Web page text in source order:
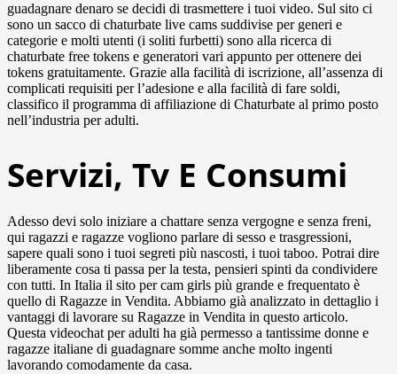
guadagnare denaro se decidi di trasmettere i tuoi video. Sul sito ci
sono un sacco di chaturbate live cams suddivise per generi e
categorie e molti utenti (i soliti furbetti) sono alla ricerca di
chaturbate free tokens e generatori vari appunto per ottenere dei
tokens gratuitamente. Grazie alla facilità di iscrizione, all’assenza di
complicati requisiti per l’adesione e alla facilità di fare soldi,
classifico il programma di affiliazione di Chaturbate al primo posto
nell’industria per adulti.
Servizi, Tv E Consumi
Adesso devi solo iniziare a chattare senza vergogne e senza freni,
qui ragazzi e ragazze vogliono parlare di sesso e trasgressioni,
sapere quali sono i tuoi segreti più nascosti, i tuoi taboo. Potrai dire
liberamente cosa ti passa per la testa, pensieri spinti da condividere
con tutti. In Italia il sito per cam girls più grande e frequentato è
quello di Ragazze in Vendita. Abbiamo già analizzato in dettaglio i
vantaggi di lavorare su Ragazze in Vendita in questo articolo.
Questa videochat per adulti ha già permesso a tantissime donne e
ragazze italiane di guadagnare somme anche molto ingenti
lavorando comodamente da casa.